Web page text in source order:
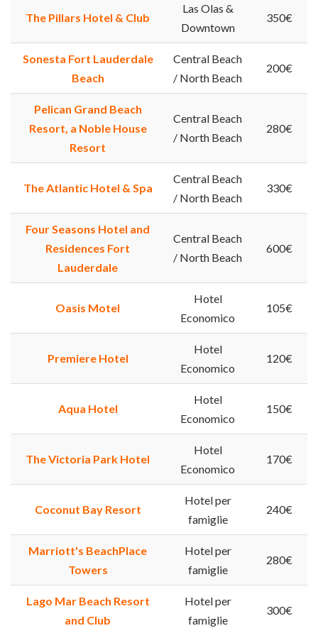
The Pillars Hotel & Club
Las Olas &
Downtown
350€
Sonesta Fort Lauderdale
Beach
Central Beach
/ North Beach
200€
Pelican Grand Beach
Resort, a Noble House
Resort
Central Beach
/ North Beach
280€
The Atlantic Hotel & Spa
Central Beach
/ North Beach
330€
Four Seasons Hotel and
Residences Fort
Lauderdale
Central Beach
/ North Beach
600€
Oasis Motel
Hotel
Economico
105€
Premiere Hotel
Hotel
Economico
120€
Aqua Hotel
Hotel
Economico
150€
The Victoria Park Hotel
Hotel
Economico
170€
Coconut Bay Resort
Hotel per
famiglie
240€
Marriott's BeachPlace
Towers
Hotel per
famiglie
280€
Lago Mar Beach Resort
and Club
Hotel per
famiglie
300€